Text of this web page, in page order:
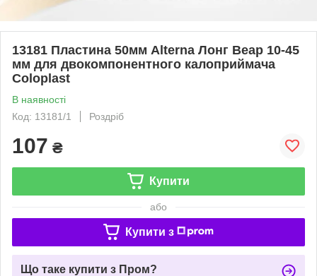
13181 Пластина 50мм Alterna Лонг Веар 10-45
мм для двокомпонентного калоприймача
Coloplast
В наявності
Код: 13181/1
Роздріб
107 ₴
Купити
або
Купити з
Що таке купити з Пром?